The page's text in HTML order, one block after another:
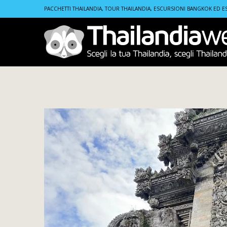
PACCHETTI THAILANDIA, TOUR THAILANDIA, ESCURSIONI BANGKOK ED
Home Tours Tour Besakih Bali | Tempio Madre,